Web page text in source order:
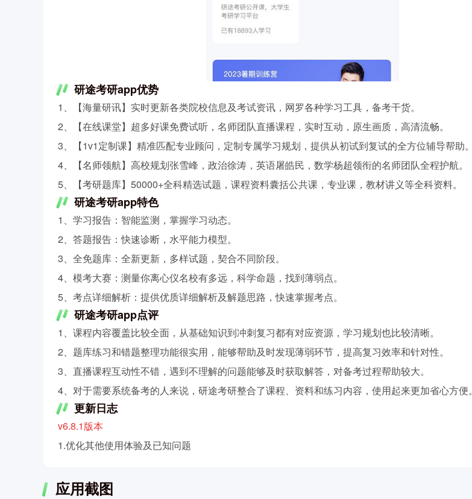
研途考研app优势
1、【海量研讯】实时更新各类院校信息及考试资讯，网罗各种学习工具，备考干货。
2、【在线课堂】超多好课免费试听，名师团队直播课程，实时互动，原生画质，高清流畅。
3、【1v1定制课】精准匹配专业顾问，定制专属学习规划，提供从初试到复试的全方位辅导帮助。
4、【名师领航】高校规划张雪峰，政治徐涛，英语屠皓民，数学杨超领衔的名师团队全程护航。
5、【考研题库】50000+全科精选试题，课程资料囊括公共课，专业课，教材讲义等全科资料。
研途考研app特色
1、学习报告：智能监测，掌握学习动态。
2、答题报告：快速诊断，水平能力模型。
3、全免题库：全新更新，多样试题，契合不同阶段。
4、模考大赛：测量你离心仪名校有多远，科学命题，找到薄弱点。
5、考点详细解析：提供优质详细解析及解题思路，快速掌握考点。
研途考研app点评
1、课程内容覆盖比较全面，从基础知识到冲刺复习都有对应资源，学习规划也比较清晰。
2、题库练习和错题整理功能很实用，能够帮助及时发现薄弱环节，提高复习效率和针对性。
3、直播课程互动性不错，遇到不理解的问题能够及时获取解答，对备考过程帮助较大。
4、对于需要系统备考的人来说，研途考研整合了课程、资料和练习内容，使用起来更加省心方便。
更新日志
v6.8.1版本
1.优化其他使用体验及已知问题
应用截图